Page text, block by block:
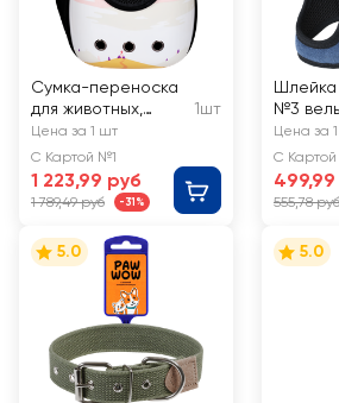
Сумка-переноска
для животных,
42x31x28см
1шт
Цена за 1 шт
С Картой №1
1 223,99 руб
1 789,49 руб -31%
Шлейка
№3
Цена за
С
555,78 руб
5.0 5.0